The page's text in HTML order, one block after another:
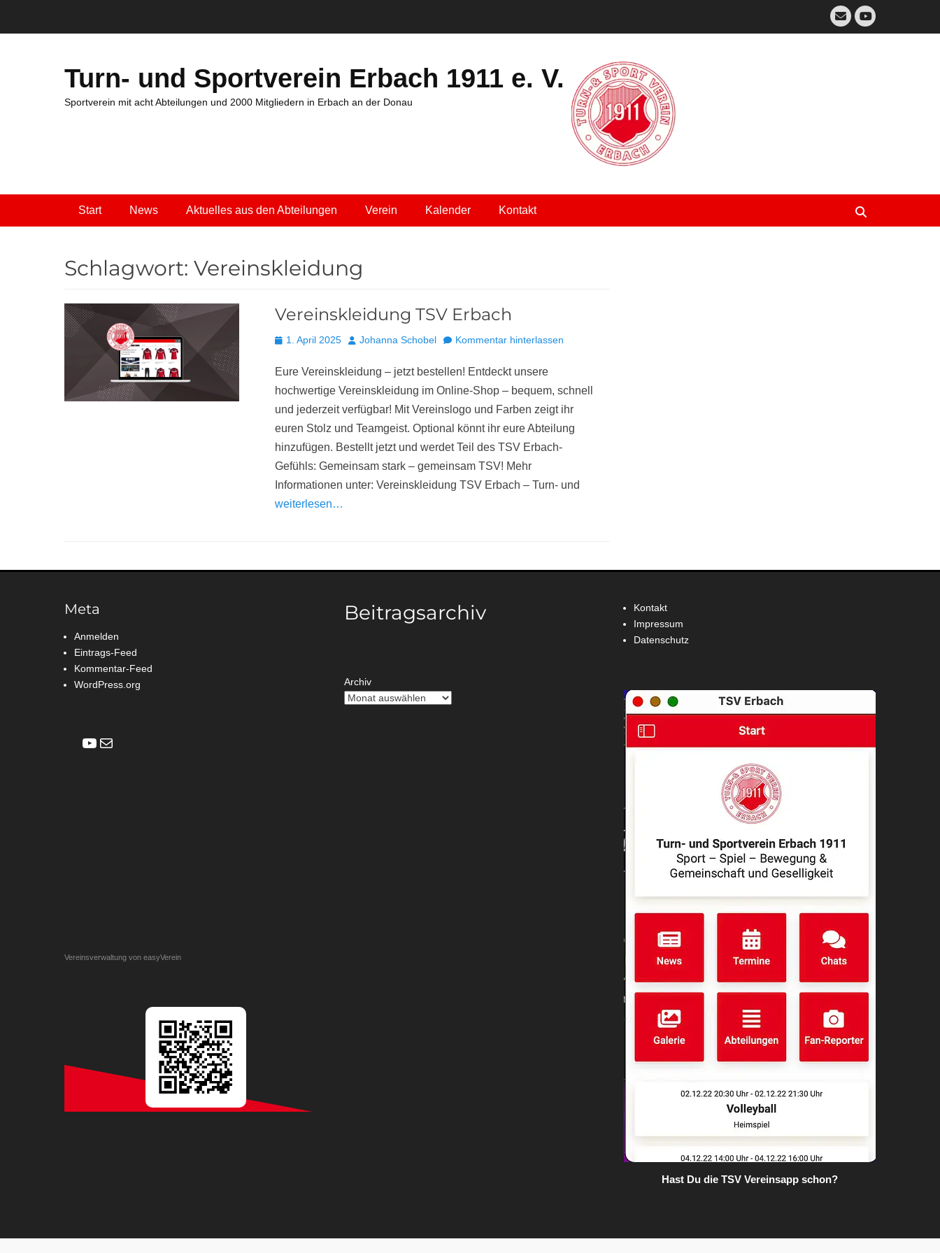
E-
MailYouTube
Turn- und Sportverein Erbach 1911 e. V.
Sportverein mit acht Abteilungen und 2000 Mitgliedern in Erbach an der Donau
Primäres Menü
Start News Aktuelles aus den Abteilungen Verein Kalender Kontakt
Schlagwort: Vereinskleidung
Vereinskleidung TSV Erbach
Posted
1. April 2025 AutorJohanna Schobel Kommentar hinterlassen
Eure Vereinskleidung – jetzt bestellen! Entdeckt unsere
hochwertige Vereinskleidung im Online-Shop – bequem, schnell
und jederzeit verfügbar! Mit Vereinslogo und Farben zeigt ihr
euren Stolz und Teamgeist. Optional könnt ihr eure Abteilung
hinzufügen. Bestellt jetzt und werdet Teil des TSV Erbach-
Gefühls: Gemeinsam stark – gemeinsam TSV! Mehr
Informationen unter: Vereinskleidung TSV Erbach – Turn- und
weiterlesen…
Meta
Anmelden
Eintrags-Feed
Kommentar-Feed
WordPress.org
YouTube
E-Mail
Vereinsverwaltung von easyVerein
Beitragsarchiv
Archiv
Kontakt
Impressum
Datenschutz
Hast Du die TSV Vereinsapp schon?